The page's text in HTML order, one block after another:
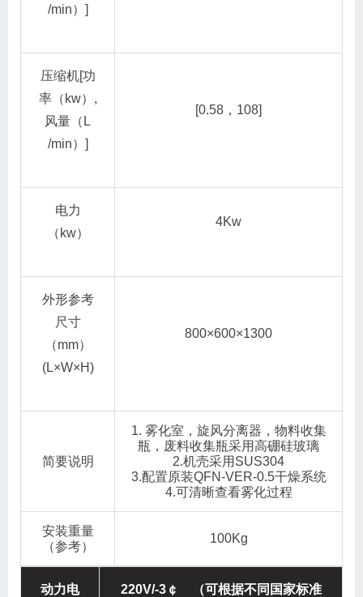
/min）]
压缩机[功
率（kw）,
风量（L
/min）]
[0.58，108]
电力
（kw）
4Kw
外形参考
尺寸
（mm）
(L×W×H)
800×600×1300
简要说明
1. 雾化室，旋风分离器，物料收集
瓶，废料收集瓶采用高硼硅玻璃
2.机壳采用SUS304
3.配置原装QFN-VER-0.5干燥系统
4.可清晰查看雾化过程
安装重量
（参考）
100Kg
动力电
220V/-3￠ （可根据不同国家标准